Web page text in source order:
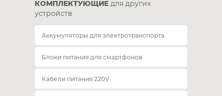
КОМПЛЕКТУЮЩИЕ для других
устройств
Аккумуляторы для электротранспорта
Блоки питания для смартфонов
Кабели питания 220V